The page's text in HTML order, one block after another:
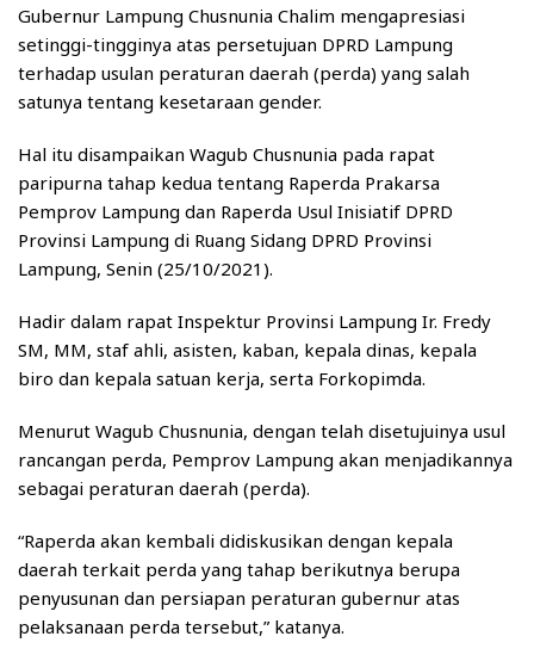
Gubernur Lampung Chusnunia Chalim mengapresiasi
setinggi-tingginya atas persetujuan DPRD Lampung
terhadap usulan peraturan daerah (perda) yang salah
satunya tentang kesetaraan gender.
Hal itu disampaikan Wagub Chusnunia pada rapat
paripurna tahap kedua tentang Raperda Prakarsa
Pemprov Lampung dan Raperda Usul Inisiatif DPRD
Provinsi Lampung di Ruang Sidang DPRD Provinsi
Lampung, Senin (25/10/2021).
Hadir dalam rapat Inspektur Provinsi Lampung Ir. Fredy
SM, MM, staf ahli, asisten, kaban, kepala dinas, kepala
biro dan kepala satuan kerja, serta Forkopimda.
Menurut Wagub Chusnunia, dengan telah disetujuinya usul
rancangan perda, Pemprov Lampung akan menjadikannya
sebagai peraturan daerah (perda).
“Raperda akan kembali didiskusikan dengan kepala
daerah terkait perda yang tahap berikutnya berupa
penyusunan dan persiapan peraturan gubernur atas
pelaksanaan perda tersebut,” katanya.